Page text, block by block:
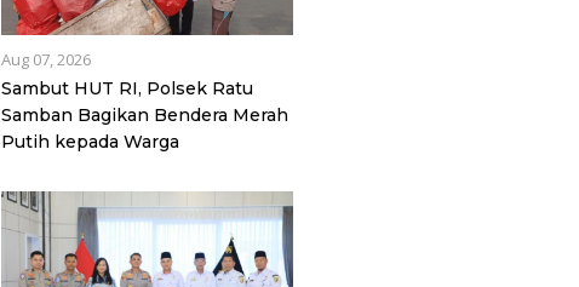
Aug 07, 2026
Sambut HUT RI, Polsek Ratu
Samban Bagikan Bendera Merah
Putih kepada Warga